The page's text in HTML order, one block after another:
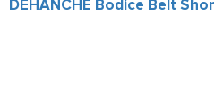
DEHANCHE Bodice Belt